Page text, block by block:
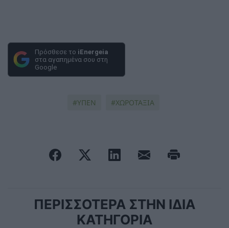
Πρόσθεσε το iEnergeia
στα αγαπημένα σου στη
Google
ΥΠΕΝ ΧΩΡΟΤΑΞΙΑ
ΠΕΡΙΣΣΟΤΕΡΑ ΣΤΗΝ ΙΔΙΑ
ΚΑΤΗΓΟΡΙΑ